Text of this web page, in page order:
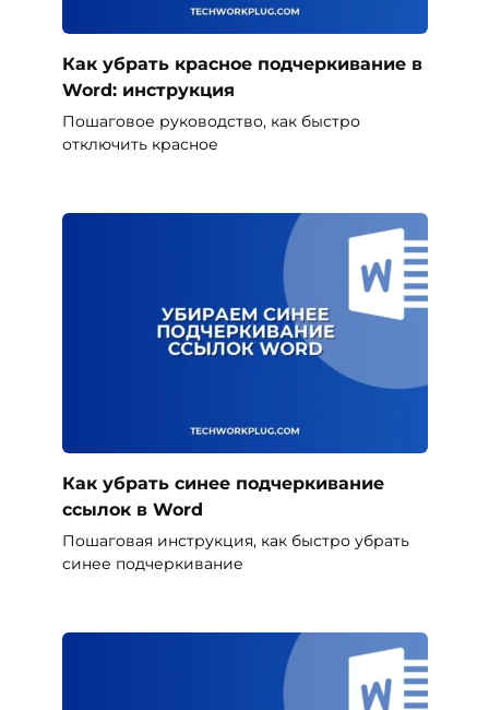
Как убрать красное подчеркивание в
Word: инструкция
Пошаговое руководство, как быстро
отключить красное
Как убрать синее подчеркивание
ссылок в Word
Пошаговая инструкция, как быстро убрать
синее подчеркивание